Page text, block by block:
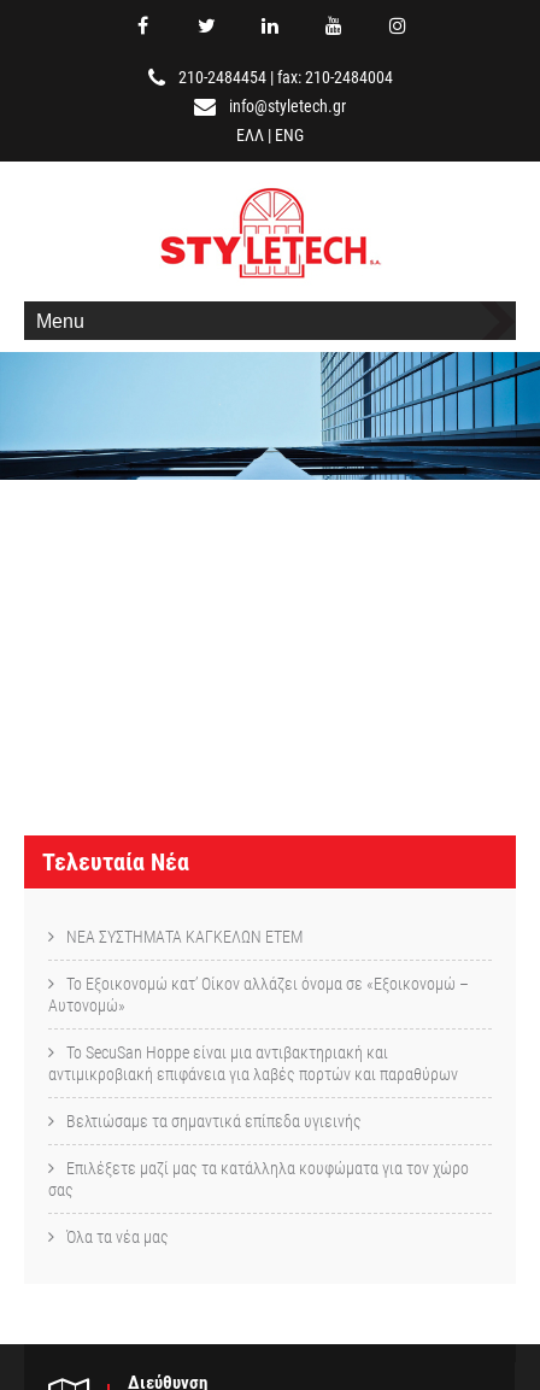
210-2484454|fax: 210-2484004
info@styletech.gr
ΕΛΛ | ENG
Menu
α
ί
Τελευταία Νέα
ΝΕΑ ΣΥΣΤΗΜΑΤΑ ΚΑΓΚΕΛΩΝ ETEM
Το Εξοικονομώ κατ’ Οίκον αλλάζει όνομα σε «Εξοικονομώ –
Αυτονομώ»
Το SecuSan Hoppe είναι μια αντιβακτηριακή και
αντιμικροβιακή επιφάνεια για λαβές πορτών και παραθύρων
Βελτιώσαμε τα σημαντικά επίπεδα υγιεινής
Επιλέξετε μαζί μας τα κατάλληλα κουφώματα για τον χώρο
σας
Όλα τα νέα μας
Διεύθυνση